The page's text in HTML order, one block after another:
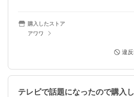
購入したストア
アワワ
違